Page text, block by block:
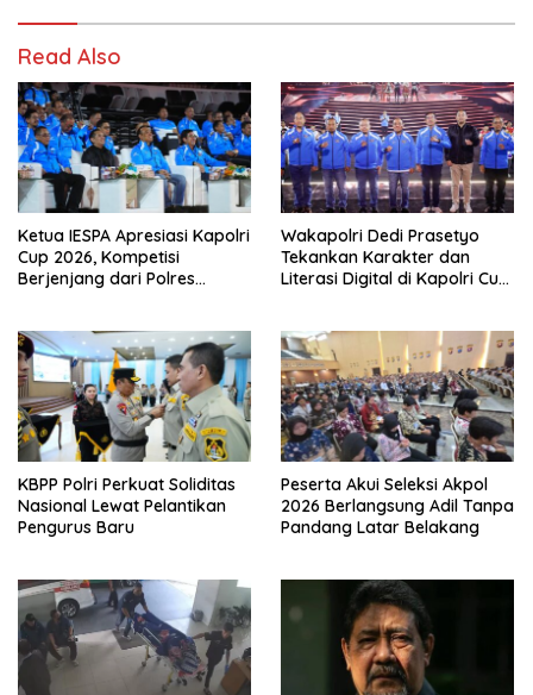
Read Also
Ketua IESPA Apresiasi Kapolri
Cup 2026, Kompetisi
Berjenjang dari Polres
Wakapolri Dedi Prasetyo
Tekankan Karakter dan
Literasi Digital di Kapolri Cup
KBPP Polri Perkuat Soliditas
Nasional Lewat Pelantikan
Pengurus Baru
Peserta Akui Seleksi Akpol
2026 Berlangsung Adil Tanpa
Pandang Latar Belakang